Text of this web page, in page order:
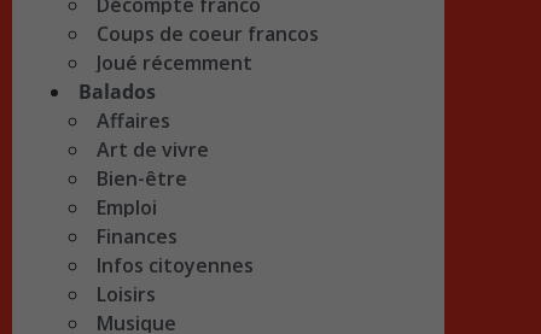
Coups de coeur francos
Joué récemment
Balados
Affaires
Art de vivre
Bien-être
Emploi
Finances
Infos citoyennes
Loisirs
Musique